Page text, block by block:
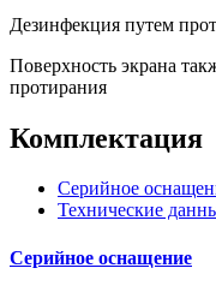
Дезинфекция путем
Поверхность экрана
протирания
Комплектация
Серийное
Технические
Серийное оснащение